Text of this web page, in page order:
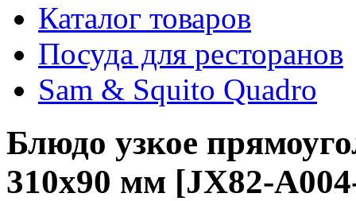
Каталог товаров
Посуда для ресторанов
Sam & Squito Quadro
Блюдо узкое
310х90 мм [JX82-